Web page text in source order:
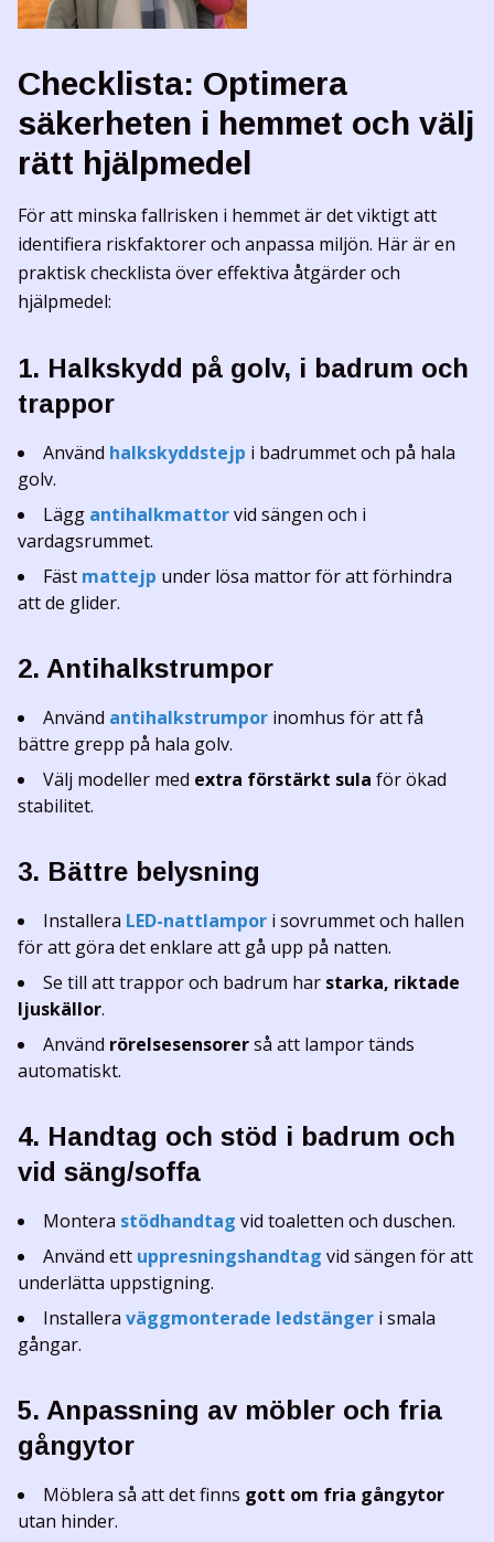
Checklista: Optimera
säkerheten i hemmet och välj
rätt hjälpmedel
För att minska fallrisken i hemmet är det viktigt att
identifiera riskfaktorer och anpassa miljön. Här är en
praktisk checklista över effektiva åtgärder och
hjälpmedel:
1. Halkskydd på golv, i badrum och
trappor
Använd halkskyddstejp i badrummet och på hala
golv.
Lägg antihalkmattorvid sängen och i
vardagsrummet.
Fäst mattejp under lösa mattor för att förhindra
att de glider.
2. Antihalkstrumpor
Använd antihalkstrumpor inomhus för att få
bättre grepp på hala golv.
Välj modeller med extra förstärkt sula för ökad
stabilitet.
3. Bättre belysning
Installera LED-nattlampor i sovrummet och hallen
för att göra det enklare att gå upp på natten.
Se till att trappor och badrum har starka, riktade
ljuskällor.
Använd rörelsesensorerså att lampor tänds
automatiskt.
4. Handtag och stöd i badrum och
vid säng/soffa
Montera stödhandtag vid toaletten och duschen.
Använd ett uppresningshandtag vid sängen för att
underlätta uppstigning.
Installera väggmonterade ledstänger i smala
gångar.
5. Anpassning av möbler och fria
gångytor
Möblera så att det finns gott om fria gångytor
utan hinder.